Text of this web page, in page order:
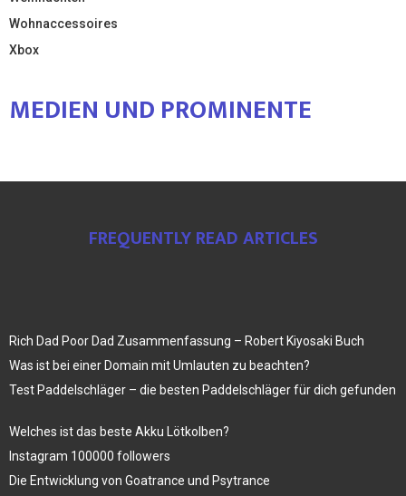
Wohnaccessoires
Xbox
MEDIEN UND PROMINENTE
FREQUENTLY READ ARTICLES
Rich Dad Poor Dad Zusammenfassung – Robert Kiyosaki Buch
Was ist bei einer Domain mit Umlauten zu beachten?
Test Paddelschläger – die besten Paddelschläger für dich gefunden
Welches ist das beste Akku Lötkolben?
Instagram 100000 followers
Die Entwicklung von Goatrance und Psytrance